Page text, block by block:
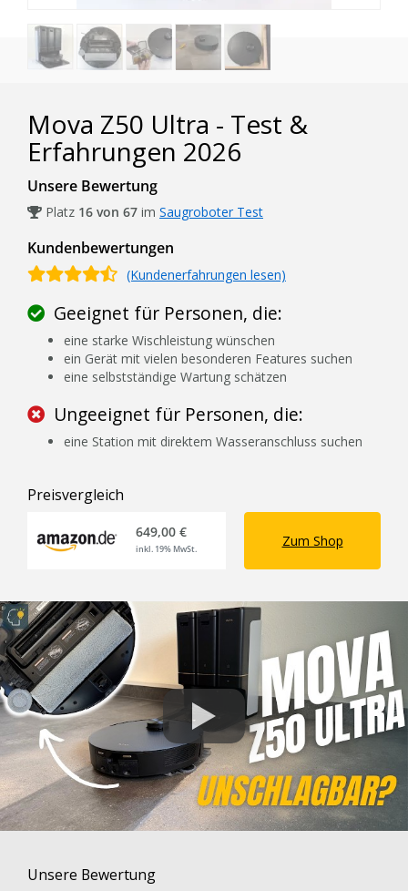
Mova Z50 Ultra - Test &
Erfahrungen 2026
Unsere Bewertung
Platz 16 von 67 im Saugroboter Test
Kundenbewertungen
(Kundenerfahrungen lesen)
Geeignet für Personen, die:
eine starke Wischleistung wünschen
ein Gerät mit vielen besonderen Features suchen
eine selbstständige Wartung schätzen
Ungeeignet für Personen, die:
eine Station mit direktem Wasseranschluss suchen
Preisvergleich
649,00 €
inkl. 19% MwSt. Zum Shop
Unsere Bewertung